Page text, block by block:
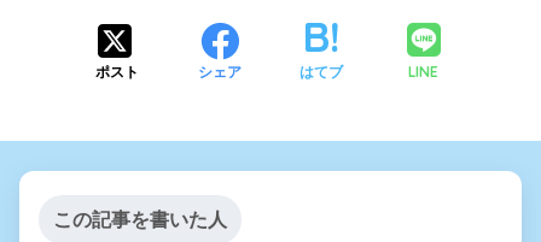
ポスト シェア はてブ LINE
この記事を書いた人